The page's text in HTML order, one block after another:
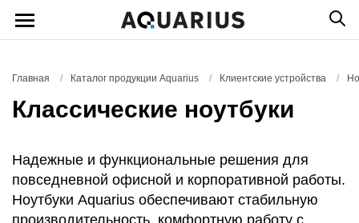
Главная / Каталог продукции Aquarius / Клиентские устройства /
Классические ноутбуки
Надежные и функциональные решения для
повседневной офисной и корпоративной работы.
Ноутбуки Aquarius обеспечивают стабильную
производительность, комфортную работу с